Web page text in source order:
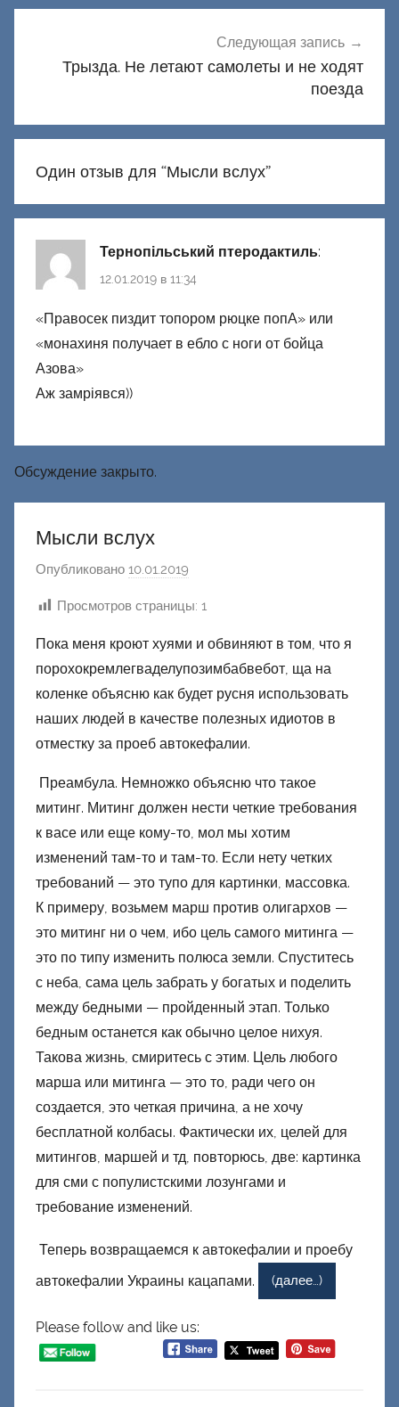
Следующая запись
Трызда. Не летают самолеты и не ходят
поезда
Один отзыв для “Мысли вслух”
Тернопільський птеродактиль:
12.01.2019 в 11:34
«Правосек пиздит топором рюцке попА» или
«монахиня получает в ебло с ноги от бойца
Азова»
Аж замріявся))
Обсуждение закрыто.
Мысли вслух
Опубликовано 10.01.2019
т
о
р
ш
и
н
е
ц
к
и
й
Просмотров страницы: 1
Пока меня кроют хуями и обвиняют в том, что я
порохокремлегваделупозимбабвебот, ща на
коленке объясню как будет русня использовать
наших людей в качестве полезных идиотов в
отместку за проеб автокефалии.
Преамбула. Немножко объясню что такое
митинг. Митинг должен нести четкие требования
к васе или еще кому-то, мол мы хотим
изменений там-то и там-то. Если нету четких
требований — это тупо для картинки, массовка.
К примеру, возьмем марш против олигархов —
это митинг ни о чем, ибо цель самого митинга —
это по типу изменить полюса земли. Спуститесь
с неба, сама цель забрать у богатых и поделить
между бедными — пройденный этап. Только
бедным останется как обычно целое нихуя.
Такова жизнь, смиритесь с этим. Цель любого
марша или митинга — это то, ради чего он
создается, это четкая причина, а не хочу
бесплатной колбасы. Фактически их, целей для
митингов, маршей и тд, повторюсь, две: картинка
для сми с популистскими лозунгами и
требование изменений.
Теперь возвращаемся к автокефалии и проебу
автокефалии Украины кацапами.
(далее…)
Please follow and like us: